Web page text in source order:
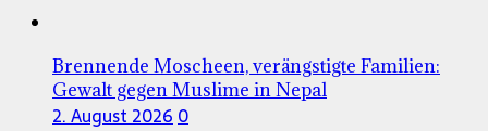
Brennende Moscheen, verängstigte Familien:
Gewalt gegen Muslime in Nepal
2. August 2026 0